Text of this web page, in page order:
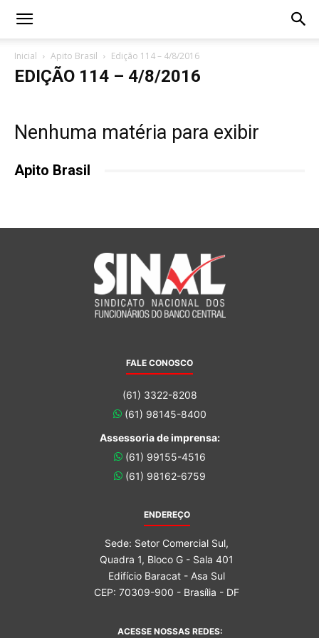
Inicial Apito Brasil Edição 114 – 4/8/2016
EDIÇÃO 114 – 4/8/2016
Nenhuma matéria para exibir
Apito Brasil
FALE CONOSCO
(61) 3322-8208
(61) 98145-8400
Assessoria de imprensa:
(61) 99155-4516
(61) 98162-6759
ENDEREÇO
Sede: Setor Comercial Sul,
Quadra 1, Bloco G - Sala 401
Edifício Baracat - Asa Sul
CEP: 70309-900 - Brasília - DF
ACESSE NOSSAS REDES: